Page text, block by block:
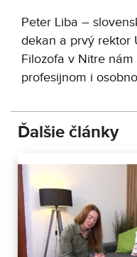
Peter Liba –
dekan a prvý rektor
Filozofa v Nitre
profesijnom i
Ďalšie články